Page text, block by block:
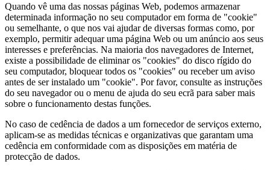
Quando vê uma das nossas páginas Web, podemos armazenar
determinada informação no seu computador em forma de "cookie"
ou semelhante, o que nos vai ajudar de diversas formas como, por
exemplo, permitir adequar uma página Web ou um anúncio aos seus
interesses e preferências. Na maioria dos navegadores de Internet,
existe a possibilidade de eliminar os "cookies" do disco rígido do
seu computador, bloquear todos os "cookies" ou receber um aviso
antes de ser instalado um "cookie". Por favor, consulte as instruções
do seu navegador ou o menu de ajuda do seu ecrã para saber mais
sobre o funcionamento destas funções.
No caso de cedência de dados a um fornecedor de serviços externo,
aplicam-se as medidas técnicas e organizativas que garantam uma
cedência em conformidade com as disposições em matéria de
protecção de dados.